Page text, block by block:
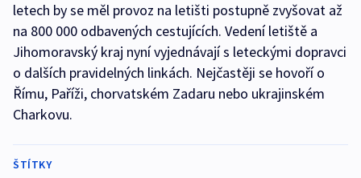
letech by se měl provoz na letišti postupně zvyšovat až
na 800 000 odbavených cestujících. Vedení letiště a
Jihomoravský kraj nyní vyjednávají s leteckými dopravci
o dalších pravidelných linkách. Nejčastěji se hovoří o
Římu, Paříži, chorvatském Zadaru nebo ukrajinském
Charkovu.
ŠTÍTKY